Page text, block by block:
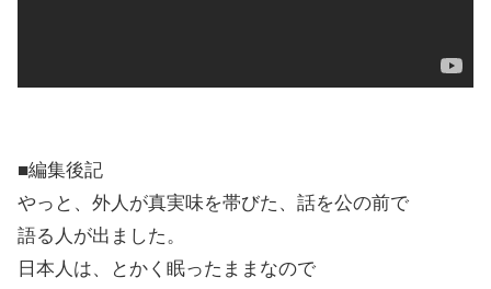
■編集後記
やっと、外人が真実味を帯びた、話を公の前で
語る人が出ました。
日本人は、とかく眠ったままなので